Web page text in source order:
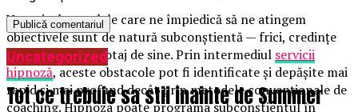
Uneori, obstacolele care ne împiedică să ne atingem
obiectivele sunt de natură subconștientă — frici, credințe
limitante sau sabotaj de sine. Prin intermediul servicii
hipnoză, aceste obstacole pot fi identificate și depășite mai
rapid și mai profund decât prin metodele convenționale de
coaching. Hipnoza poate programa subconștientul în
Uncategorized
Tot ce trebuie sa stii inainte de Summer